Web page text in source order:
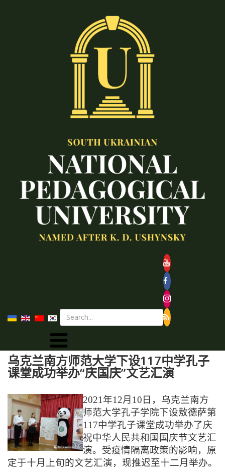
乌克兰南方师范大学下设117中学孔子
课堂成功举办“庆国庆”文艺汇演
2021年12月10日，乌克兰南方
师范大学孔子学院下设敖德萨第
117中学孔子课堂成功举办了庆
祝中华人民共和国国庆节文艺汇
演。受疫情隔离政策的影响，原
定于十月上旬的文艺汇演，现推迟至十二月举办。